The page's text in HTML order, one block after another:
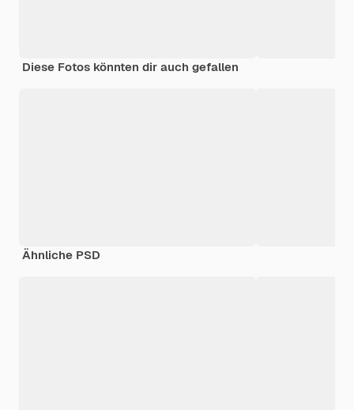
Diese Fotos könnten dir auch gefallen
Ähnliche PSD